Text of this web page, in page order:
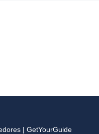
| GetYourGuide